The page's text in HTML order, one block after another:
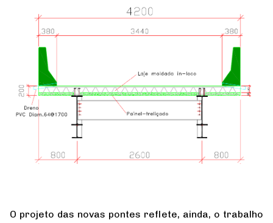
O projeto das novas pontes reflete, ainda, o trabalho